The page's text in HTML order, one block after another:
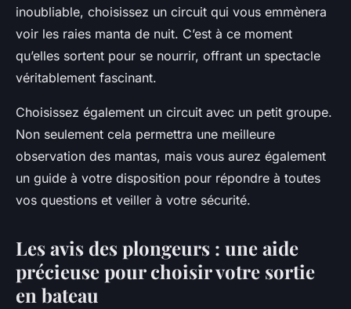
inoubliable, choisissez un circuit qui vous emmènera
voir les raies manta de nuit. C’est à ce moment
qu’elles sortent pour se nourrir, offrant un spectacle
véritablement fascinant.
Choisissez également un circuit avec un petit groupe.
Non seulement cela permettra une meilleure
observation des mantas, mais vous aurez également
un guide à votre disposition pour répondre à toutes
vos questions et veiller à votre sécurité.
Les avis des plongeurs : une aide
précieuse pour choisir votre sortie
en bateau